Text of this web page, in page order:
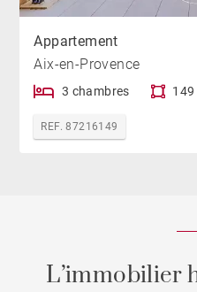
Appartement
Aix-en-Provence
3 chambres 149
REF. 87216149
L’immobilier